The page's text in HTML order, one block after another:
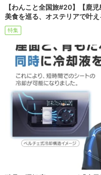
【わんこと全国旅#20】【鹿
美食を巡る、オステリアで叶
特集